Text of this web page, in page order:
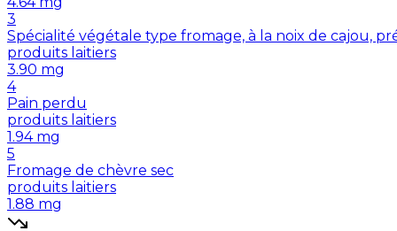
3
Spécialité végétale type fromage, à la noix de cajou,
produits laitiers
3.90 mg
4
Pain perdu
produits laitiers
1.94 mg
5
Fromage de chèvre sec
produits laitiers
1.88 mg